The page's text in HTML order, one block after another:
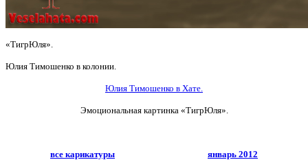
«ТигрЮля».
Юлия Тимошенко в колонии.
Юлия Тимошенко в Хате.
Эмоциональная картинка «ТигрЮля».
все карикатуры январь 2012